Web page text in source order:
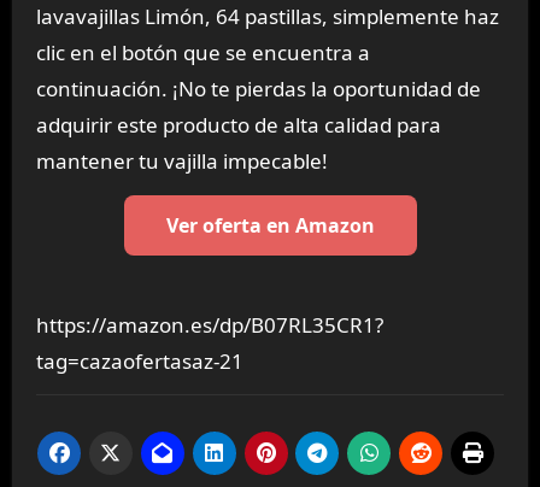
lavavajillas Limón, 64 pastillas, simplemente haz
clic en el botón que se encuentra a
continuación. ¡No te pierdas la oportunidad de
adquirir este producto de alta calidad para
mantener tu vajilla impecable!
Ver oferta en Amazon
https://amazon.es/dp/B07RL35CR1?
tag=cazaofertasaz-21